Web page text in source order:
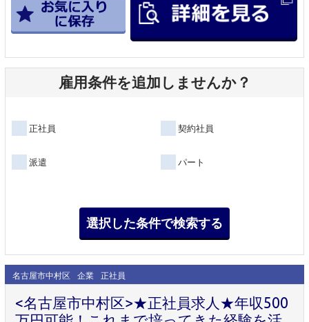
雇用条件を追加しませんか？
正社員 契約社員
派遣 パート
名古屋市中村区 企業 正社員
<名古屋市中村区>★正社員求人★年収500